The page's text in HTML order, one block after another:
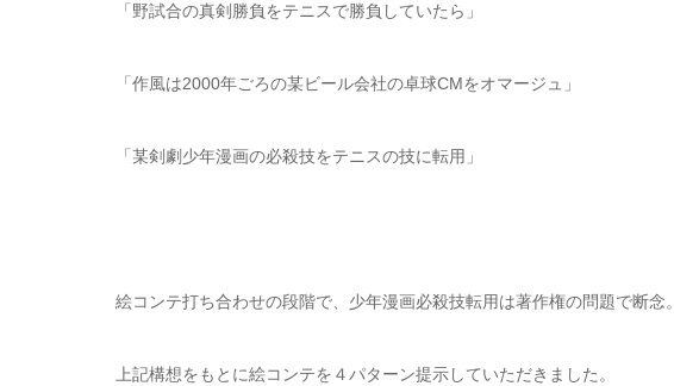
「野試合の真剣勝負をテニスで勝負していたら」
「作風は2000年ごろの某ビール会社の卓球CMをオマージュ」
「某剣劇少年漫画の必殺技をテニスの技に転用」
絵コンテ打ち合わせの段階で、少年漫画必殺技転用は著作権の問題で断念。
上記構想をもとに絵コンテを４パターン提示していただきました。